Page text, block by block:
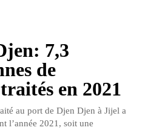
7,3
de
en 2021
au port de Djen Djen à Jijel a
l’année 2021, soit une